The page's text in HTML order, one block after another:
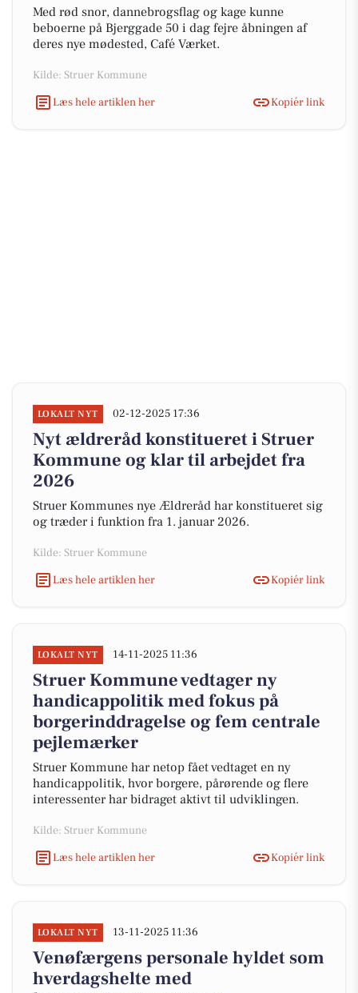
Med rød snor, dannebrogsflag og kage kunne
beboerne på Bjerggade 50 i dag fejre åbningen af
deres nye mødested, Café Værket.
Kilde: Struer Kommune
Læs hele artiklen her
Kopiér link
LOKALT NYT 02-12-2025 17:36
Nyt ældreråd konstitueret i Struer
Kommune og klar til arbejdet fra
2026
Struer Kommunes nye Ældreråd har konstitueret sig
og træder i funktion fra 1. januar 2026.
Kilde: Struer Kommune
Læs hele artiklen her
Kopiér link
LOKALT NYT 14-11-2025 11:36
Struer Kommune vedtager ny
handicappolitik med fokus på
borgerinddragelse og fem centrale
pejlemærker
Struer Kommune har netop fået vedtaget en ny
handicappolitik, hvor borgere, pårørende og flere
interessenter har bidraget aktivt til udviklingen.
Kilde: Struer Kommune
Læs hele artiklen her
Kopiér link
LOKALT NYT 13-11-2025 11:36
Venøfærgens personale hyldet som
hverdagshelte med